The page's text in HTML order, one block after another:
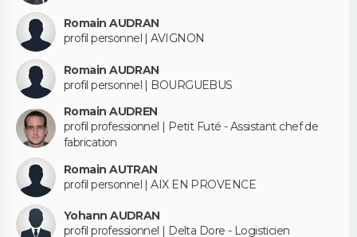
Romain AUDRAN
profil personnel | AVIGNON
Romain AUDRAN
profil personnel | BOURGUEBUS
Romain AUDREN
profil professionnel | Petit Futé - Assistant chef de
fabrication
Romain AUTRAN
profil personnel | AIX EN PROVENCE
Yohann AUDRAN
profil professionnel | Delta Dore - Logisticien